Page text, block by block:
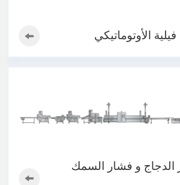
الأوتوماتيكي
الدجاج و فشار السمك